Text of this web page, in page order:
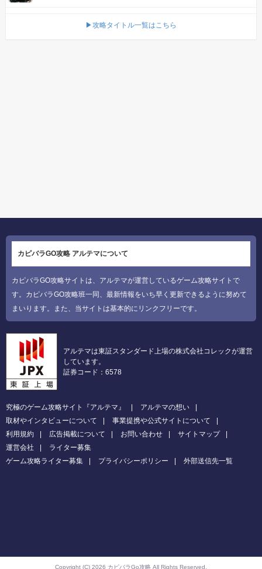
▶攻略タイトル一覧はこちら
カピバラGO攻略 アルテマについて
カピバラGO攻略サイトは、アルテマが運営しているゲーム攻略サイトで
す。カピバラGO攻略班一同、最新情報をいち早く更新できるように努めて
まいります。また、当サイトは基本的にリンクフリーです。
アルテマは東証スタンダード上場の株式会社コレックが運営
しています。
証券コード：6578
究極のゲーム攻略サイト『アルテマ』
アルテマの想い
取材やインタビューについて
事業提携や公式サイトについて
利用規約
広告掲載について お問い合わせ
サイトマップ
運営会社
ライター募集
ゲーム攻略ライター募集
プライバシーポリシー 外部送信先一覧
Copyright (C) 2026 カピバラGo攻略 All Rights Reserved.